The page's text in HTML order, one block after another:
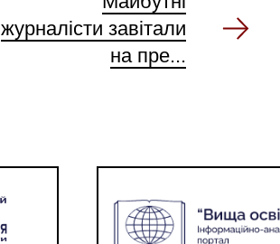
журналісти завітали
на пре...